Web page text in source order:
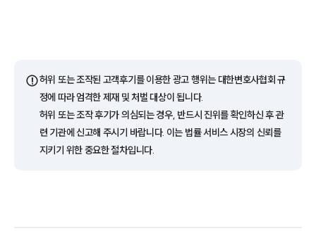
업무사례
주요 업무사례
사례분석/최신동향
법률정보
법률지식인
⚠️허위 또는 조작된 고객후기를 이용한 광고 행위는 대한변호사협회 규
정에 따라 엄격한 제재 및 처벌 대상이 됩니다.
허위 또는 조작 후기가 의심되는 경우, 반드시 진위를 확인하신 후 관
련 기관에 신고해 주시기 바랍니다. 이는 법률 서비스 시장의 신뢰를
지키기 위한 중요한 절차입니다.